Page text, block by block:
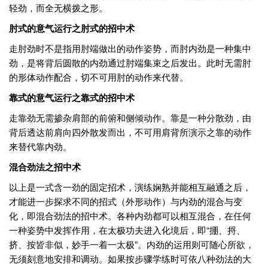
轻劲，而全无横拨之形。
肘式的意气运行之肘式的招中术
走肘劲时不是指用肘端做出的动作姿势，而肘内劲是一种集中
劲，是将背后圆散的内劲通过肘端集束之后发出。此时无需肘
的形体动作配合，切不可用肘的动作来代替。
靠式的意气运行之靠式的招中术
走靠劲无需掺杂肩部的前俯和侧倾动作。靠是一种分散劲，由
背后透达前肩向四外散发而出，不可用肩背所演示之靠的动作
来替代靠内劲。
混合劲法之招中术
以上是一式含一劲的固定招术，演练娴熟并能相互融通之后，
才能进一步探求不同的招式（外形动作）与内劲的混合与变
化，即混合劲法的招中术。各种内劲都可以相互混合，在任何
一种姿势中发挥作用，在太极功夫进入化境后，即“掤、捋、
挤、按皆非似，妙手一着一太极”。内劲的运用则可随心所欲，
无须刻意地安排和调动。如果按步骤学练时可依八种劲法的大